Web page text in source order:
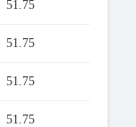
51.75
51.75
51.75
51.75